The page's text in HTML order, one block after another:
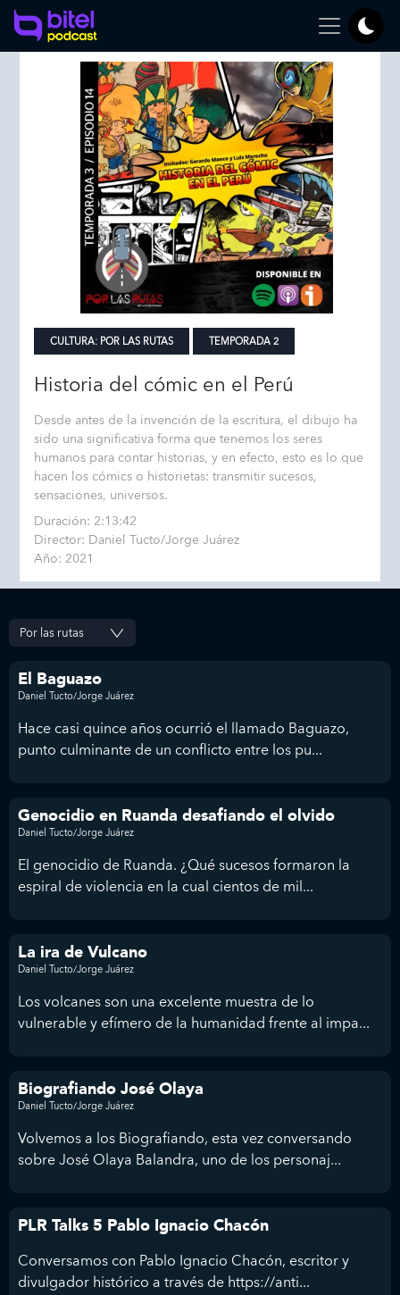
CULTURA: POR LAS RUTAS TEMPORADA 2
Historia del cómic en el Perú
Desde antes de la invención de la escritura, el dibujo ha
sido una significativa forma que tenemos los seres
humanos para contar historias, y en efecto, esto es lo que
hacen los cómics o historietas: transmitir sucesos,
sensaciones, universos.
Duración: 2:13:42
Director: Daniel Tucto/Jorge Juárez
Año: 2021
El Baguazo
Daniel Tucto/Jorge Juárez
Hace casi quince años ocurrió el llamado Baguazo,
punto culminante de un conflicto entre los pu...
Genocidio en Ruanda desafiando el olvido
Daniel Tucto/Jorge Juárez
El genocidio de Ruanda. ¿Qué sucesos formaron la
espiral de violencia en la cual cientos de mil...
La ira de Vulcano
Daniel Tucto/Jorge Juárez
Los volcanes son una excelente muestra de lo
vulnerable y efímero de la humanidad frente al impa...
Biografiando José Olaya
Daniel Tucto/Jorge Juárez
Volvemos a los Biografiando, esta vez conversando
sobre José Olaya Balandra, uno de los personaj...
PLR Talks 5 Pablo Ignacio Chacón
Conversamos con Pablo Ignacio Chacón, escritor y
divulgador histórico a través de https://anti...